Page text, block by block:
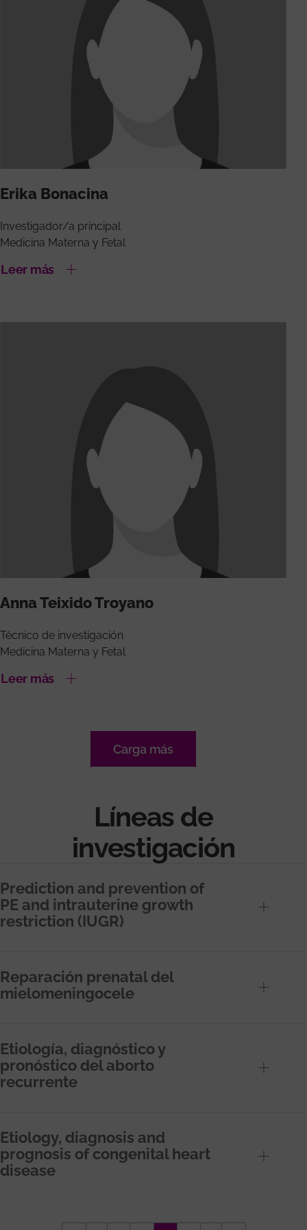
Erika Bonacina
Investigador/a principal
Medicina Materna y Fetal
Leer más
Anna Teixido Troyano
Técnico de investigación
Medicina Materna y Fetal
Leer más
Carga más
Líneas de
investigación
Prediction and prevention of
PE and intrauterine growth
restriction (IUGR)
Reparación prenatal del
mielomeningocele
Etiología, diagnóstico y
pronóstico del aborto
recurrente
Etiology, diagnosis and
prognosis of congenital heart
disease